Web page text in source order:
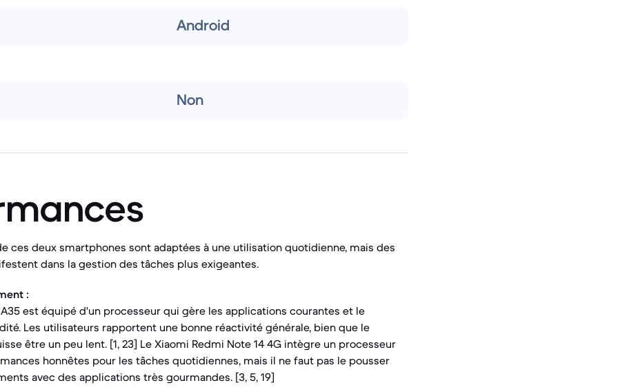
Android
Non
ces deux smartphones sont adaptées à une utilisation quotidienne, mais des
dans la gestion des tâches plus exigeantes.
:
A35 est équipé d'un processeur qui gère les applications courantes et le
Les utilisateurs rapportent une bonne réactivité générale, bien que le
être un peu lent. [1, 23] Le Xiaomi Redmi Note 14 4G intègre un processeur
honnêtes pour les tâches quotidiennes, mais il ne faut pas le pousser
avec des applications très gourmandes. [3, 5, 19]